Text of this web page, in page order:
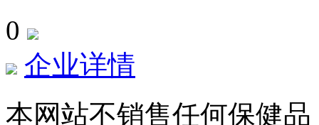
0
企业详情
本网站不销售任何保健